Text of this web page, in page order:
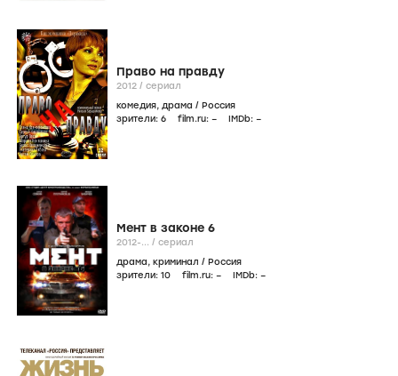
Право на правду
2012 / сериал
комедия, драма / Россия
зрители: 6 film.ru: – IMDb: –
Мент в законе 6
2012-... / сериал
драма, криминал / Россия
зрители: 10 film.ru: – IMDb: –